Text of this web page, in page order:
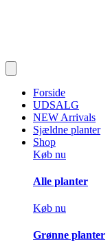
Forside
UDSALG
NEW Arrivals
Sjældne planter
Shop
Køb nu
Alle planter
Køb nu
Grønne planter